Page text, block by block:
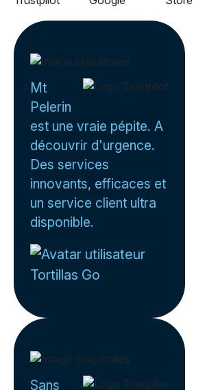
Mt
Pelerin
est une vraie pépite. A
découvrir d'urgence.
Des services
innovants, efficaces et
un service client ultra
disponible.
Tortillas Go
Sans